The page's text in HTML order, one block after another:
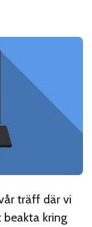
träff där vi
kring